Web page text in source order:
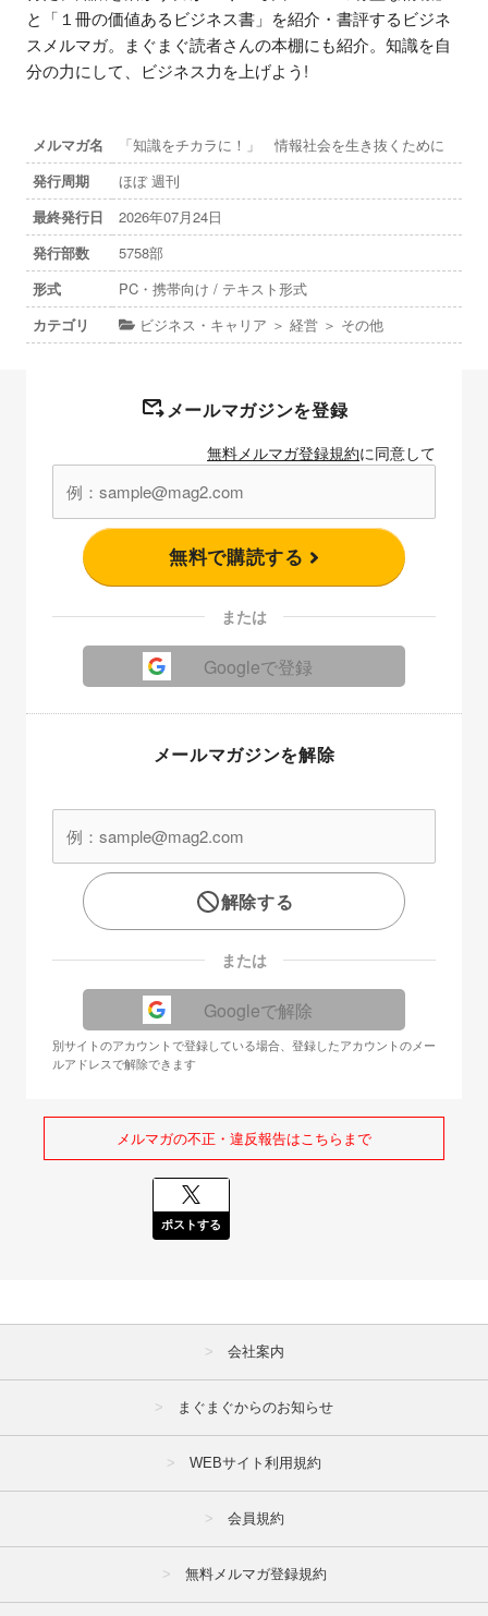
と「１冊の価値あるビジネス書」を紹介・書評するビジネ
スメルマガ。まぐまぐ読者さんの本棚にも紹介。知識を自
分の力にして、ビジネス力を上げよう!
メルマガ名
「知識をチカラに！」 情報社会を生き抜くために
発行周期
ほぼ 週刊
最終発行日
2026年07月24日
発行部数
5758部
形式
PC・携帯向け / テキスト形式
カテゴリ
ビジネス・キャリア ＞ 経営 ＞ その他
メールマガジンを登録
無料メルマガ登録規約に同意して
無料で購読する
または
Googleで登録
メールマガジンを解除
解除する
または
Googleで解除
別サイトのアカウントで登録している場合、登録したアカウントのメー
ルアドレスで解除できます
メルマガの不正・違反報告はこちらまで
ポストする
会社案内
まぐまぐからのお知らせ
WEBサイト利用規約
会員規約
無料メルマガ登録規約